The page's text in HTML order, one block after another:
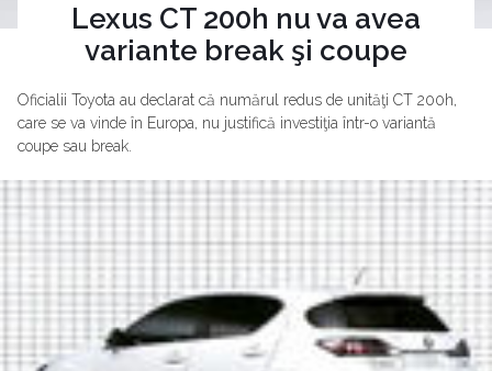
Lexus CT 200h nu va avea
variante break şi coupe
Oficialii Toyota au declarat că numărul redus de unităţi CT 200h,
care se va vinde în Europa, nu justifică investiţia într-o variantă
coupe sau break.